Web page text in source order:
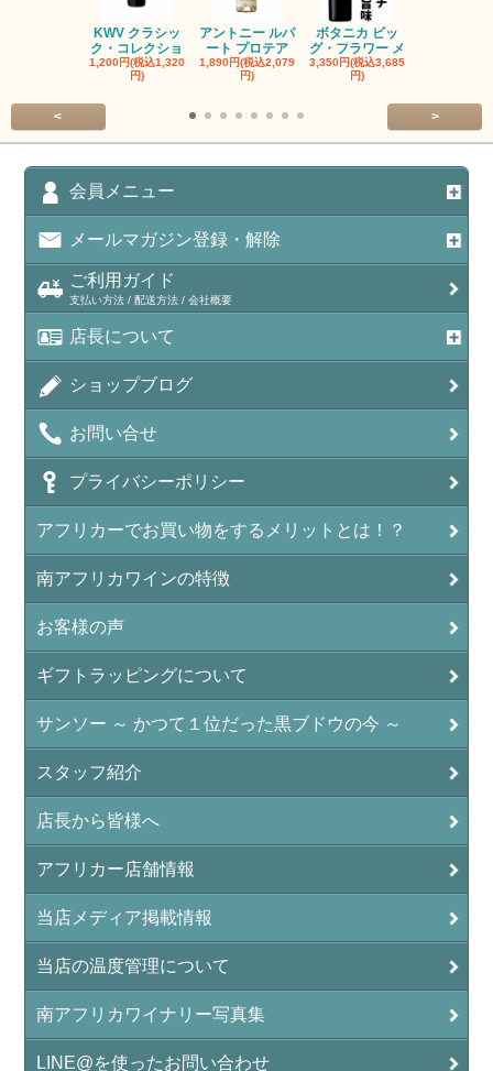
KWV クラシッ
ク・コレクショ
1,200円(税込1,320
円)
アントニー ルパ
ート プロテア
1,890円(税込2,079
円)
ボタニカ ビッ
グ・フラワー メ
3,350円(税込3,685
円)
< >
会員メニュー
メールマガジン登録・解除
ご利用ガイド
支払い方法 / 配送方法 / 会社概要
店長について
ショップブログ
お問い合せ
プライバシーポリシー
アフリカーでお買い物をするメリットとは！？
南アフリカワインの特徴
お客様の声
ギフトラッピングについて
サンソー ～ かつて１位だった黒ブドウの今 ～
スタッフ紹介
店長から皆様へ
アフリカー店舗情報
当店メディア掲載情報
当店の温度管理について
南アフリカワイナリー写真集
LINE@を使ったお問い合わせ